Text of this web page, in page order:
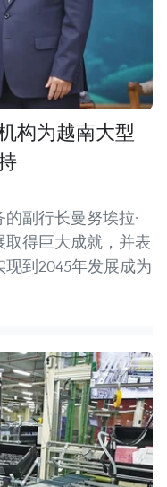
构为越南大型
副行长曼努埃拉·
得巨大成就，并表
到2045年发展成为